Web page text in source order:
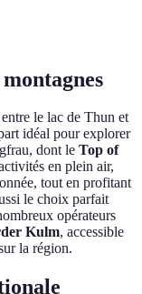
le lac de Thun et
idéal pour explorer
dont le Top of
en plein air,
tout en profitant
le choix parfait
opérateurs
Kulm, accessible
la région.